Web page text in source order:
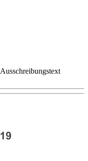
Ausschreibungstext